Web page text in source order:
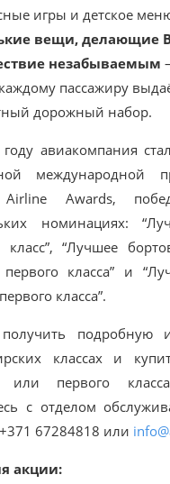
игры и детское
вещи, делающие
незабываемым
пассажиру
дорожный набор.
авиакомпания
международной
Awards,
номинациях:
класс”, “Лучшее
первого класса” и
класса”.
подробную
классах и
или первого
с отделом
67284818 или
акции: